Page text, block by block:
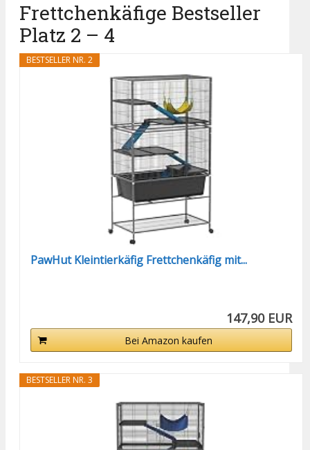
Frettchenkäfige Bestseller
Platz 2 – 4
BESTSELLER NR. 2
PawHut Kleintierkäfig Frettchenkäfig mit...
147,90 EUR
Bei Amazon kaufen
BESTSELLER NR. 3